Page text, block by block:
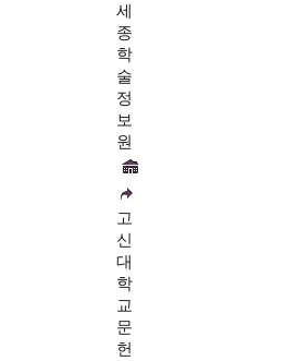
세
종
학
술
정
보
원
고
신
대
학
교
문
헌